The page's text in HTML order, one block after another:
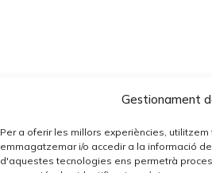
Gestionament
Per a oferir les millors experiències,
emmagatzemar i/o accedir a la informació
d'aquestes tecnologies ens permetrà